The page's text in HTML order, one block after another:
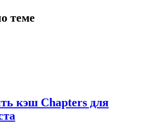
теме
кэш Chapters для